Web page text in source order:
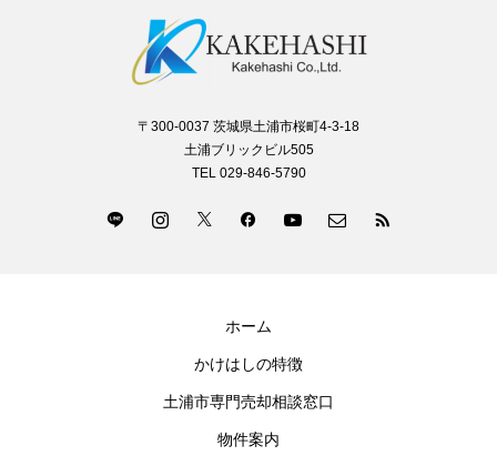
〒300-0037 茨城県土浦市桜町4-3-18
土浦ブリックビル505
TEL 029-846-5790
ホーム
かけはしの特徴
土浦市専門売却相談窓口
物件案内